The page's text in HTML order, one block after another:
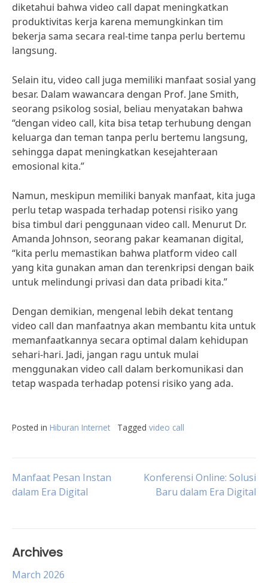
diketahui bahwa video call dapat meningkatkan
produktivitas kerja karena memungkinkan tim
bekerja sama secara real-time tanpa perlu bertemu
langsung.
Selain itu, video call juga memiliki manfaat sosial yang
besar. Dalam wawancara dengan Prof. Jane Smith,
seorang psikolog sosial, beliau menyatakan bahwa
“dengan video call, kita bisa tetap terhubung dengan
keluarga dan teman tanpa perlu bertemu langsung,
sehingga dapat meningkatkan kesejahteraan
emosional kita.”
Namun, meskipun memiliki banyak manfaat, kita juga
perlu tetap waspada terhadap potensi risiko yang
bisa timbul dari penggunaan video call. Menurut Dr.
Amanda Johnson, seorang pakar keamanan digital,
“kita perlu memastikan bahwa platform video call
yang kita gunakan aman dan terenkripsi dengan baik
untuk melindungi privasi dan data pribadi kita.”
Dengan demikian, mengenal lebih dekat tentang
video call dan manfaatnya akan membantu kita untuk
memanfaatkannya secara optimal dalam kehidupan
sehari-hari. Jadi, jangan ragu untuk mulai
menggunakan video call dalam berkomunikasi dan
tetap waspada terhadap potensi risiko yang ada.
Posted in Hiburan Internet Tagged video call
Post
Manfaat Pesan Instan
dalam Era Digital
Konferensi Online: Solusi
Baru dalam Era Digital
Archives
March 2026